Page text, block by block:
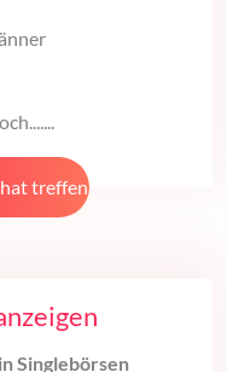
treffen
Singlebörsen